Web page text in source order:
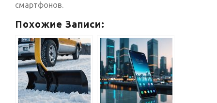
смартфонов.
Похожие Записи: